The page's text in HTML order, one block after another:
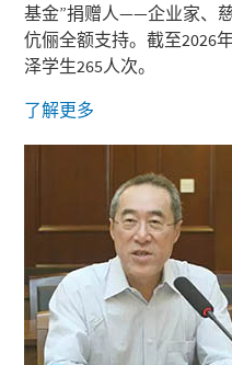
基金”捐赠人——企业家、
伉俪全额支持。截至2026
泽学生265人次。
了解更多